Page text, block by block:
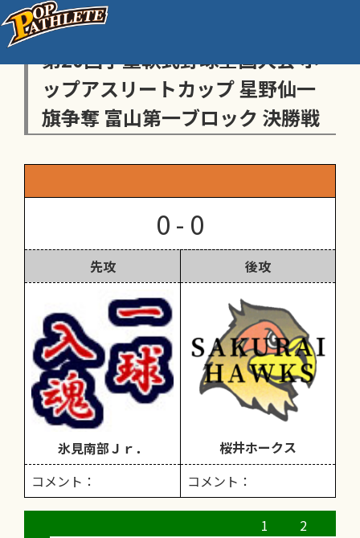
センス・トラストトーナメント
第20回学童軟式野球全国大会 ポ
ップアスリートカップ 星野仙一
旗争奪 富山第一ブロック 決勝戦
0 - 0
先攻 後攻
氷見南部Ｊｒ．
桜井ホークス
コメント：
コメント：